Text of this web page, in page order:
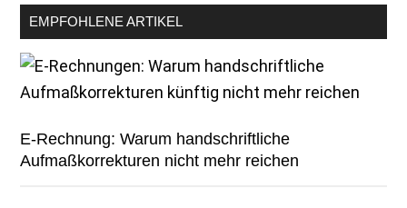
EMPFOHLENE ARTIKEL
E-Rechnung: Warum handschriftliche
Aufmaßkorrekturen nicht mehr reichen